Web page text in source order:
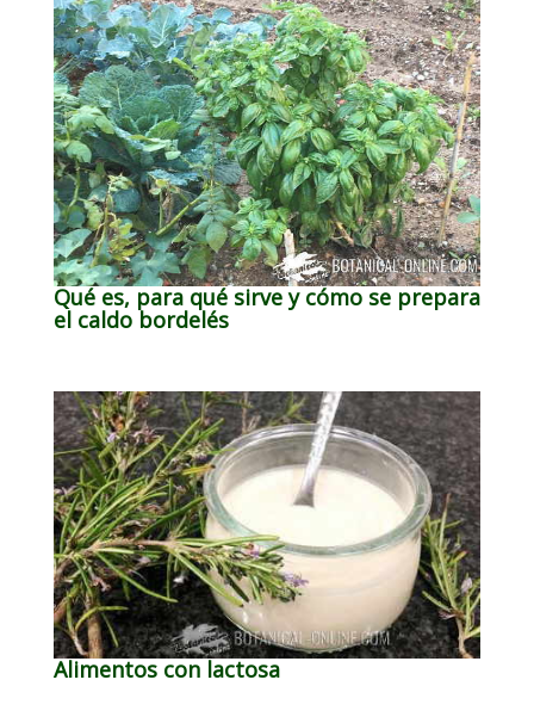
Qué es, para qué sirve y cómo se prepara
el caldo bordelés
Alimentos con lactosa